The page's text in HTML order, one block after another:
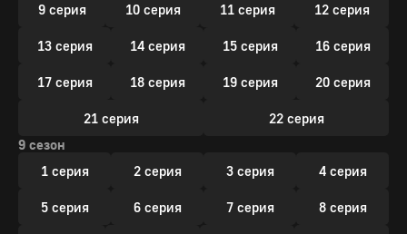
9 серия 10 серия 11 серия 12 серия
13 серия 14 серия 15 серия 16 серия
17 серия 18 серия 19 серия 20 серия
21 серия
22 серия
9 сезон
1 серия
2 серия 3 серия 4 серия
5 серия 6 серия 7 серия 8 серия